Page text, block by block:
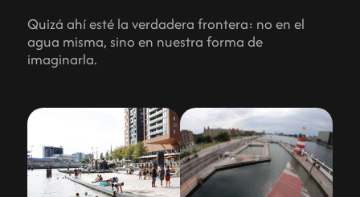
Quizá ahí esté la verdadera frontera: no en el
agua misma, sino en nuestra forma de
imaginarla.